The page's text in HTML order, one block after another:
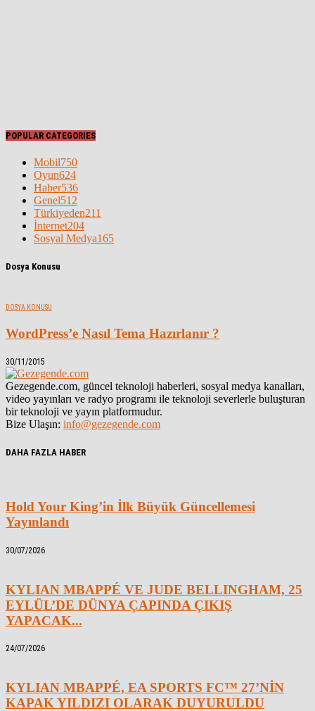
POPULAR CATEGORIES
Mobil750
Oyun624
Haber536
Genel512
Türkiyeden211
İnternet204
Sosyal Medya165
Dosya Konusu
DOSYA KONUSU
WordPress’e Nasıl Tema Hazırlanır ?
30/11/2015
Gezegende.com, güncel teknoloji haberleri, sosyal medya kanalları,
video yayınları ve radyo programı ile teknoloji severlerle buluşturan
bir teknoloji ve yayın platformudur.
Bize Ulaşın: info@gezegende.com
DAHA FAZLA HABER
Hold Your King’in İlk Büyük Güncellemesi
Yayınlandı
30/07/2026
KYLIAN MBAPPÉ VE JUDE BELLINGHAM, 25
EYLÜL’DE DÜNYA ÇAPINDA ÇIKIŞ
YAPACAK...
24/07/2026
KYLIAN MBAPPÉ, EA SPORTS FC™ 27’NİN
KAPAK YILDIZI OLARAK DUYURULDU